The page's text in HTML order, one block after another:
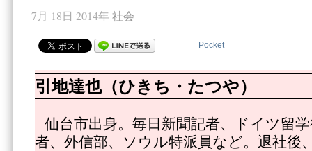
7月 18日 2014年 社会
Pocket
引地達也（ひきち・たつや）
仙台市出身。毎日新聞記者、ドイツ留
者、外信部、ソウル特派員など。退社後